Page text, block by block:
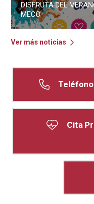
DISFRUTA DEL
MECO
Ver más noticias
Cita